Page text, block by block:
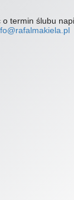
termin ślubu